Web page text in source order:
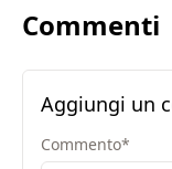
Commenti
Aggiungi un
Commento*